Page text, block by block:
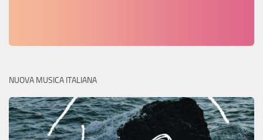
NUOVA MUSICA ITALIANA